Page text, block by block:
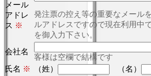
メール
アドレ
ス ※
発注票の控え等の重要なメール
ルアドレスですので現在利用中
を御入力下さい。
会社名
客様は空欄で結構です
氏名 ※ （姓）
（名）